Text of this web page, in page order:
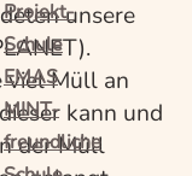
Projekt-
Schule
EMAS
MINT-
freundliche
unsere
viel Müll an
kann und
der Müll